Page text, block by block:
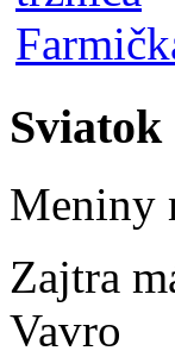
Sviatok
Meniny
Zajtra
Vavro